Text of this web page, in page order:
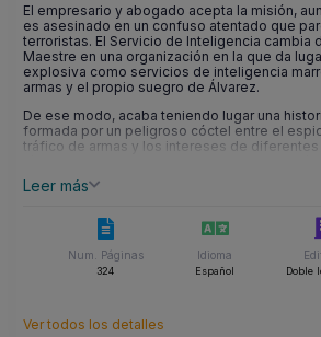
El empresario y abogado acepta la misión,
es asesinado en un confuso atentado que
terroristas. El Servicio de Inteligencia cambia
Maestre en una organización en la que da
explosiva como servicios de inteligencia
armas y el propio suegro de Álvarez.
De ese modo, acaba teniendo lugar una
formada por un peligroso cóctel entre el
tráfico de armas y los intereses de
cumple con la más cinematográfica de las
Leer más
Num. Páginas
324
Idioma
Español Doble
Ver todos los detalles